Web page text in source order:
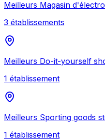
Meilleurs Magasin
3 établissements
Meilleurs Do-it-yourself
1 établissement
Meilleurs Sporting goods
1 établissement